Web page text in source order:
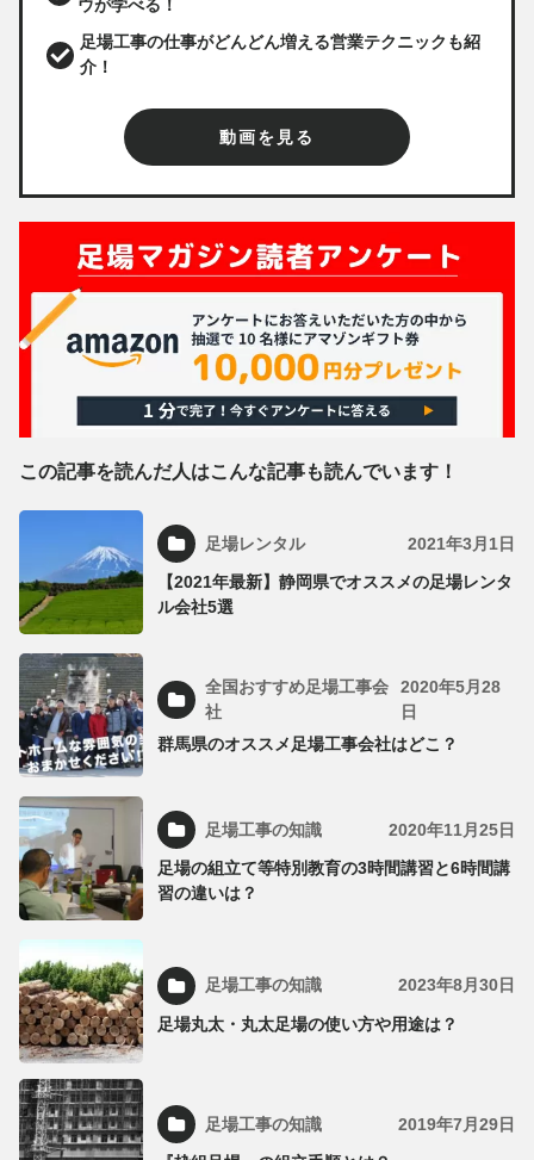
ウが学べる！
足場工事の仕事がどんどん増える営業テクニックも紹
介！
動画を見る
この記事を読んだ人はこんな記事も読んでいます！
足場レンタル 2021年3月1日
【2021年最新】静岡県でオススメの足場レンタ
ル会社5選
全国おすすめ足場工事会
社
2020年5月28
日
群馬県のオススメ足場工事会社はどこ？
足場工事の知識 2020年11月25日
足場の組立て等特別教育の3時間講習と6時間講
習の違いは？
足場工事の知識 2023年8月30日
足場丸太・丸太足場の使い方や用途は？
足場工事の知識 2019年7月29日